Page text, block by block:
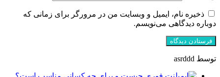
ذخیره نام، ایمیل و وبسایت من در مرورگر برای زمانی که
دوباره دیدگاهی می‌نویسم.
توسط asrddd